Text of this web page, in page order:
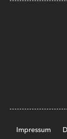
Impressum